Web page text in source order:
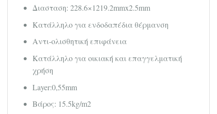
Διασταση: 228.6×1219.2mmx2.5mm
Κατάλληλο για ενδοδαπέδια θέρμανση
Αντι-ολισθητική επιφάνεια
Κατάλληλο για οικιακή και επαγγελματική
χρήση
Layer:0,55mm
Βάρος: 15.5kg/m2